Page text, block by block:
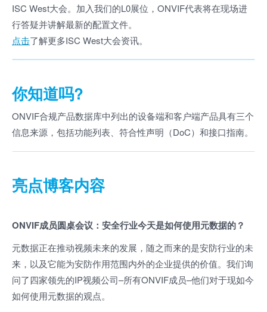
ISC West大会。加入我们的L0展位，ONVIF代表将在现场进
行答疑并讲解最新的配置文件。
点击了解更多ISC West大会资讯。
你知道吗?
ONVIF合规产品数据库中列出的设备端和客户端产品具有三个
信息来源，包括功能列表、符合性声明（DoC）和接口指南。
亮点博客内容
ONVIF成员圆桌会议：安全行业今天是如何使用元数据的？
元数据正在推动视频未来的发展，随之而来的是安防行业的未
来，以及它能为安防作用范围内外的企业提供的价值。我们询
问了四家领先的IP视频公司–所有ONVIF成员–他们对于现如今
如何使用元数据的观点。